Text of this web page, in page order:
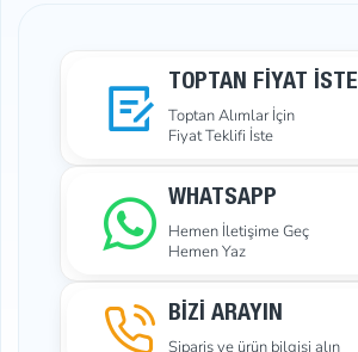
TOPTAN FIYAT İSTE
Toptan Alımlar İçin
Fiyat Teklifi İste
WHATSAPP
Hemen İletişime Geç
Hemen Yaz
BİZİ ARAYIN
Sipariş ve ürün bilgisi alın